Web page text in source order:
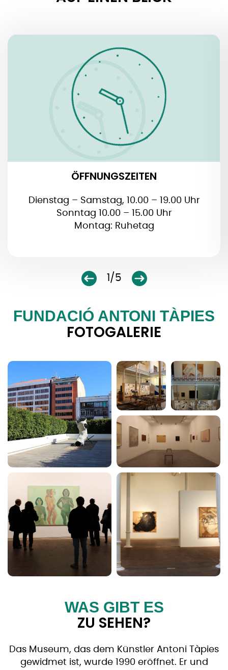
ÖFFNUNGSZEITEN
Dienstag – Samstag, 10.00 – 19.00 Uhr
Sonntag 10.00 – 15.00 Uhr
Montag: Ruhetag
ÖFFNUNGSZEITEN
1/5
FUNDACIÓ ANTONI TÀPIES
FOTOGALERIE
WAS GIBT ES
ZU SEHEN?
Das Museum, das dem Künstler Antoni Tàpies
gewidmet ist, wurde 1990 eröffnet. Er und